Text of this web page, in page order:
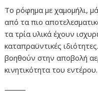
Το ρόφημα με χαμομήλι,
από τα πιο
τα τρία υλικά έχουν
καταπραϋντικές
βοηθούν στην αποβολή
κινητικότητα του εντέρου.
⸻